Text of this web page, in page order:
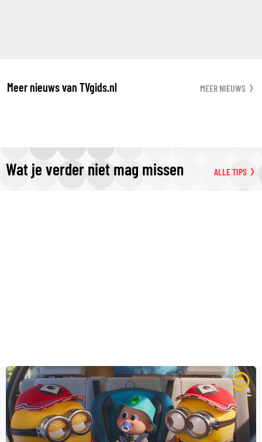
Meer nieuws van TVgids.nl MEER NIEUWS
Wat je verder niet mag missen ALLE TIPS